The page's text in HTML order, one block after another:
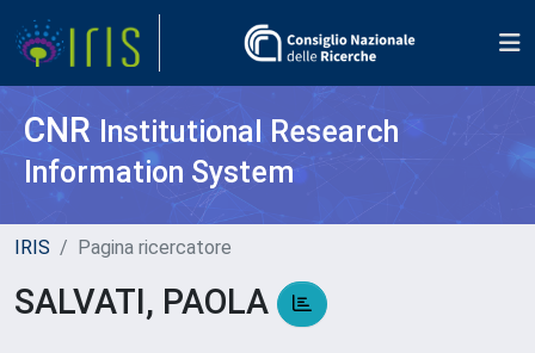
CNR Institutional Research
Information System
IRIS Pagina ricercatore
SALVATI, PAOLA